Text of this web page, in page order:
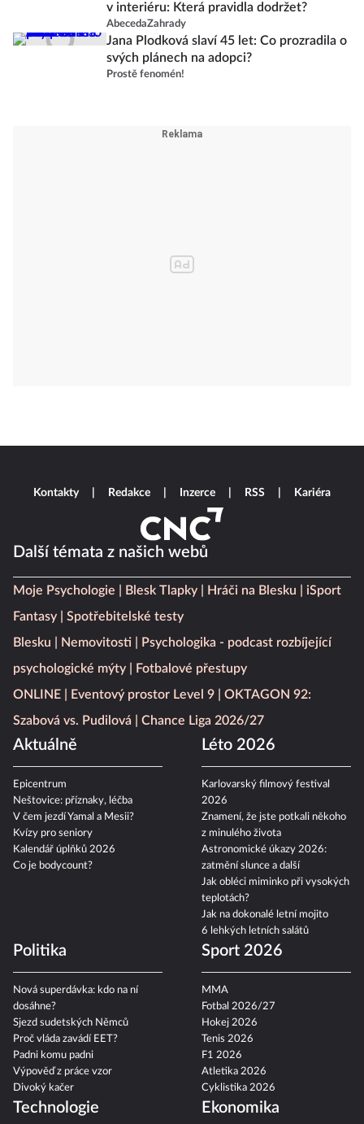
v interiéru: Která pravidla dodržet?
AbecedaZahrady
Jana Plodková slaví 45 let: Co prozradila o
svých plánech na adopci?
Prostě fenomén!
Další témata z našich webů
Moje Psychologie Blesk Tlapky Hráči na Blesku
iSport
Fantasy
Spotřebitelské testy
Blesku
Nemovitosti
Psychologika - podcast rozbíjející
psychologické mýty
Fotbalové přestupy
ONLINE
Eventový prostor Level 9
OKTAGON 92:
Szabová vs. Pudilová
Chance Liga 2026/27
Aktuálně
Epicentrum
Neštovice: příznaky, léčba
V čem jezdí Yamal a Mesii?
Kvízy pro seniory
Kalendář úplňků 2026
Co je bodycount?
Léto 2026
Karlovarský filmový festival
2026
Znamení, že jste potkali někoho
z minulého života
Astronomické úkazy 2026:
zatmění slunce a další
Jak obléci miminko při vysokých
teplotách?
Jak na dokonalé letní mojito
6 lehkých letních salátů
Politika
Nová superdávka: kdo na ní
dosáhne?
Sjezd sudetských Němců
Proč vláda zavádí EET?
Padni komu padni
Výpověď z práce vzor
Divoký kačer
Sport 2026
MMA
Fotbal 2026/27
Hokej 2026
Tenis 2026
F1 2026
Atletika 2026
Cyklistika 2026
Technologie Ekonomika
Kontakty Redakce Inzerce RSS Kariéra